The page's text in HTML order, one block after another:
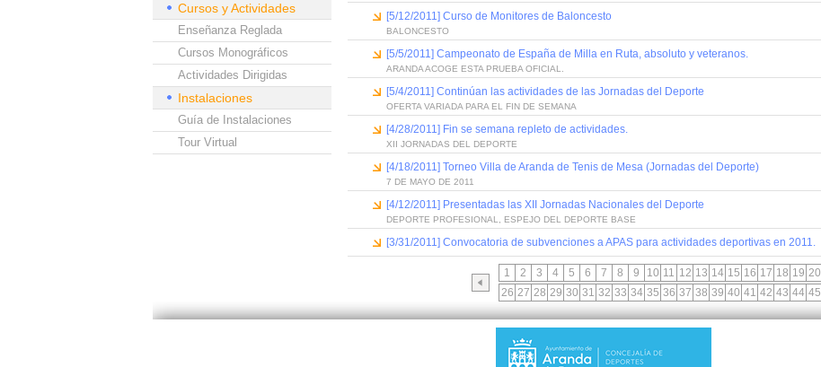
Cursos y Actividades
Enseñanza Reglada
Cursos Monográficos
Actividades Dirigidas
Instalaciones
Guía de Instalaciones
Tour Virtual
[5/12/2011] Curso de Monitores de Baloncesto
BALONCESTO
[5/5/2011] Campeonato de España de Milla en Ruta, absoluto y veteranos.
ARANDA ACOGE ESTA PRUEBA OFICIAL.
[5/4/2011] Continúan las actividades de las Jornadas del Deporte
OFERTA VARIADA PARA EL FIN DE SEMANA
[4/28/2011] Fin se semana repleto de actividades.
XII JORNADAS DEL DEPORTE
[4/18/2011] Torneo Villa de Aranda de Tenis de Mesa (Jornadas del Deporte)
7 DE MAYO DE 2011
[4/12/2011] Presentadas las XII Jornadas Nacionales del Deporte
DEPORTE PROFESIONAL, ESPEJO DEL DEPORTE BASE
[3/31/2011] Convocatoria de subvenciones a APAS para actividades deportivas en 2011.
1 2 3 4 5 6 7 8 9 10 11 12 13 14 15 16 17 18 19 20
26 27 28 29 30 31 32 33 34 35 36 37 38 39 40 41 42 43 44 45